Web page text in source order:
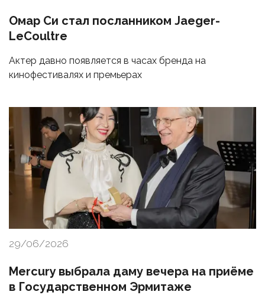
Омар Си стал посланником Jaeger-
LeCoultre
Актер давно появляется в часах бренда на
кинофестивалях и премьерах
29/06/2026
Mercury выбрала даму вечера на приёме
в Государственном Эрмитаже